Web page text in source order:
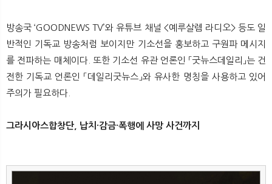
방송국 ‘GOODNEWS TV’와 유튜브 채널 <예루살렘 라디오> 등도 일
반적인 기독교 방송처럼 보이지만 기소선을 홍보하고 구원파 메시지
를 전파하는 매체이다. 또한 기소선 유관 언론인 「굿뉴스데일리」는 건
전한 기독교 언론인 「데일리굿뉴스」와 유사한 명칭을 사용하고 있어
주의가 필요하다.
그라시아스합창단, 납치·감금·폭행에 사망 사건까지